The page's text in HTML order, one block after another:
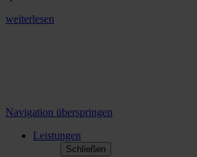
weiterlesen
Navigation überspringen
Leistungen
Schließen